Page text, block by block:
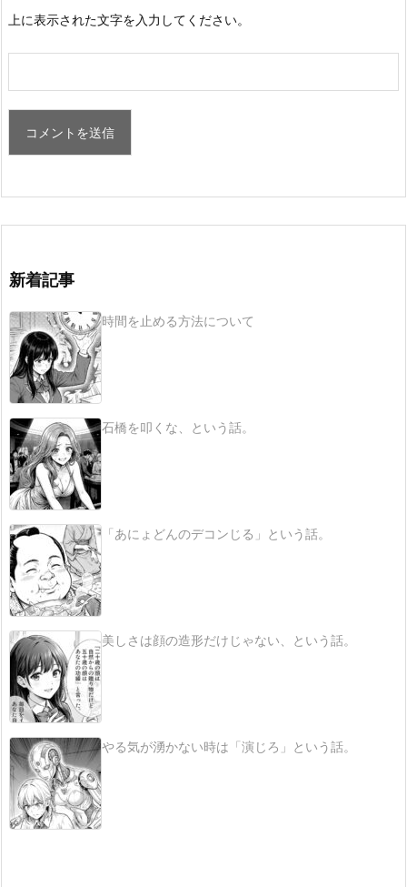
上に表示された文字を入力してください。
新着記事
時間を止める方法について
石橋を叩くな、という話。
「あにょどんのデコンじる」という話。
美しさは顔の造形だけじゃない、という話。
やる気が湧かない時は「演じろ」という話。